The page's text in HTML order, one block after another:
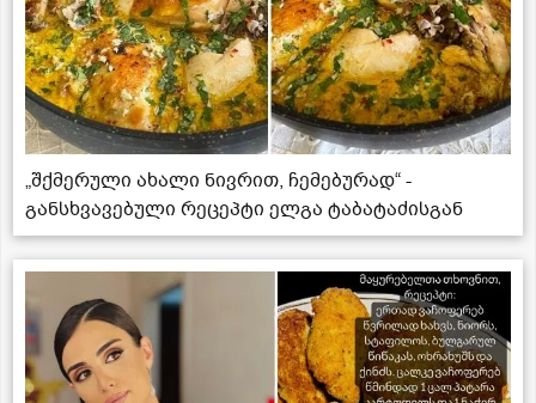
„შქმერული ახალი ნივრით, ჩემებურად“ -
განსხვავებული რეცეპტი ელგა ტაბატაძისგან